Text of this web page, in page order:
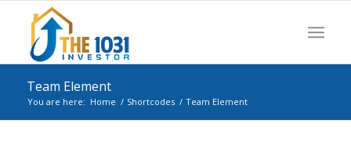
Team Element
You are here: Home / Shortcodes / Team Element